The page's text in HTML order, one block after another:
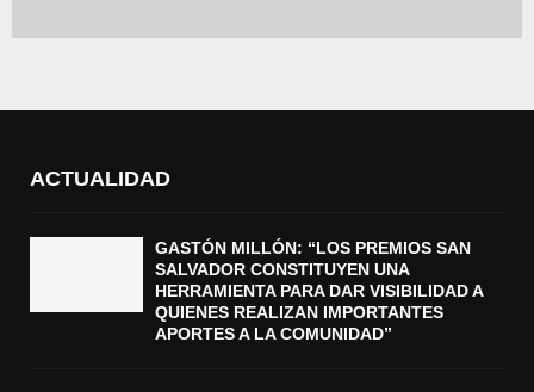
ACTUALIDAD
GASTÓN MILLÓN: “LOS PREMIOS SAN
SALVADOR CONSTITUYEN UNA
HERRAMIENTA PARA DAR VISIBILIDAD A
QUIENES REALIZAN IMPORTANTES
APORTES A LA COMUNIDAD”